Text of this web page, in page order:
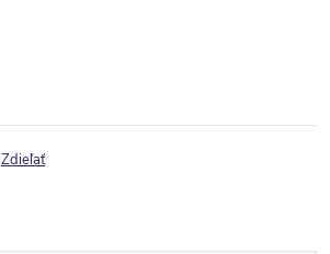
Zdieľať